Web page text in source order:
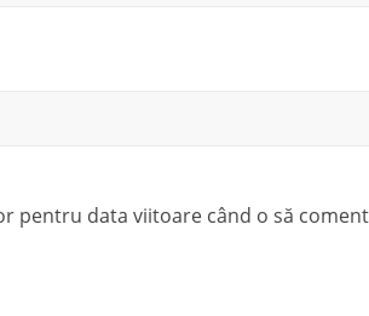
pentru data viitoare când o să